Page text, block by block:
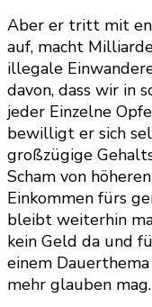
Aber er tritt mit
auf, macht
illegale
davon, dass wir in
jeder Einzelne
bewilligt er sich
großzügige
Scham von
Einkommen fürs
bleibt weiterhin
kein Geld da und
einem
mehr glauben mag.